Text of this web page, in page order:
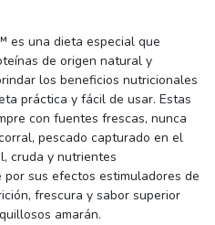
es una dieta especial que
de origen natural y
los beneficios nutricionales
práctica y fácil de usar. Estas
con fuentes frescas, nunca
pescado capturado en el
cruda y nutrientes
sus efectos estimuladores de
frescura y sabor superior
amarán.